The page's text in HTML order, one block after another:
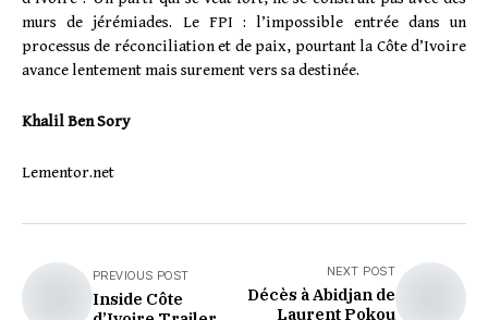
murs de jérémiades. Le FPI : l’impossible entrée dans un
processus de réconciliation et de paix, pourtant la Côte d’Ivoire
avance lentement mais surement vers sa destinée.
Khalil Ben Sory
Lementor.net
PREVIOUS POST
Inside Côte
NEXT POST
Décès à Abidjan de
Laurent Pokou